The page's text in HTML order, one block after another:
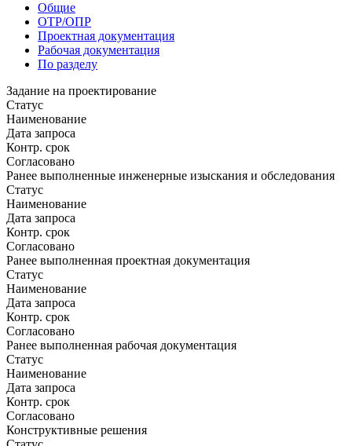
Общие
ОТР/ОПР
Проектная документация
Рабочая документация
По разделу
Задание на проектирование
Статус
Наименование
Дата запроса
Контр. срок
Согласовано
Ранее выполненные инженерные изыскания и обследования
Статус
Наименование
Дата запроса
Контр. срок
Согласовано
Ранее выполненная проектная документация
Статус
Наименование
Дата запроса
Контр. срок
Согласовано
Ранее выполненная рабочая документация
Статус
Наименование
Дата запроса
Контр. срок
Согласовано
Конструктивные решения